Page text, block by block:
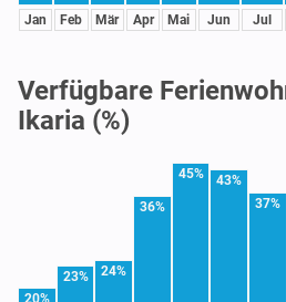
Jan Feb Mär Apr Mai Jun Jul
Verfügbare
Ikaria (%)
23% 24%
36%
45%
43%
37%